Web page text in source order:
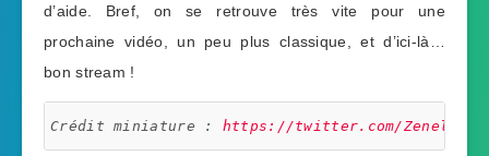
d’aide. Bref, on se retrouve très vite pour une
prochaine vidéo, un peu plus classique, et d’ici-là…
bon stream !
Crédit miniature : https://twitter.com/Zeneles